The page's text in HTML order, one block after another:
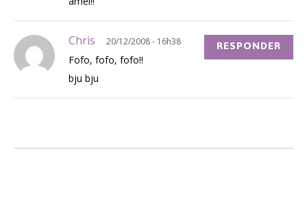
Chris 20/12/2008 - 16h38
Fofo, fofo, fofo!!
bju bju
RESPONDER